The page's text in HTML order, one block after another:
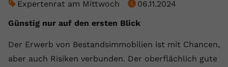
Expertenrat am Mittwoch
06.11.2024
Günstig nur auf den ersten Blick
Der Erwerb von Bestandsimmobilien ist mit Chancen,
aber auch Risiken verbunden. Der oberflächlich gute